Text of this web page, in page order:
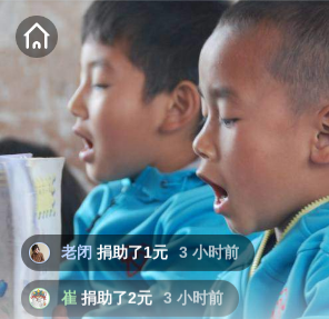
壮壮 100元捐赠2周助学补助 16 小时前
小玲 捐助了2元 16 小时前
感恩 捐助了1元 1 小时前
爱心网友 捐助了18.88元 2 小时前
老闭 捐助了1元 3 小时前
崔 捐助了2元 3 小时前